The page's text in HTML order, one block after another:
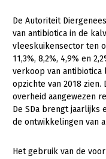
Sterk
Transitiepaden
Thema’s
Gezonde planten
Gezonde dieren
Bodem en water
De Autoriteit
van antibiotica in de
vleeskuikensector ten
11,3%, 8,2%, 4,9% en
verkoop van antibiotica
opzichte van 2018
overheid aangewezen
De SDa brengt jaarlijks
de ontwikkelingen van
Het gebruik van de